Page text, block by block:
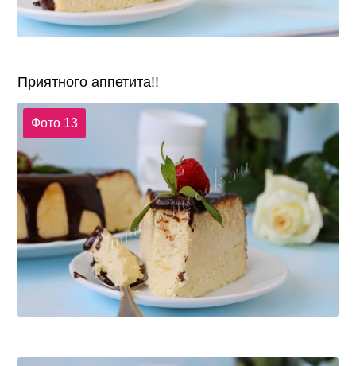
Приятного аппетита!!
Фото 13